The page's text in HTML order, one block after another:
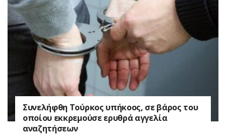
Συνελήφθη Τούρκος υπήκοος, σε βάρος του
οποίου εκκρεμούσε ερυθρά αγγελία
αναζητήσεων